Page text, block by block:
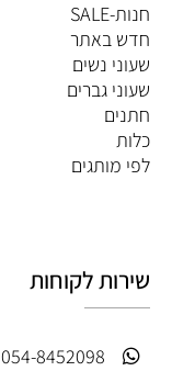
חנות-SALE
חדש באתר
שעוני נשים
שעוני גברים
חתנים
כלות
לפי מותגים
שירות לקוחות
054-8452098